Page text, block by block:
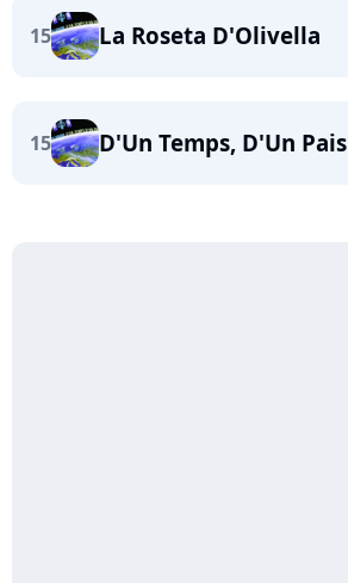
15 La Roseta D'Olivella
15 D'Un Temps, D'Un Pais